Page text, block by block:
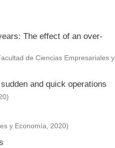
The effect of an over-
de Ciencias Empresariales y
and quick operations
)
y Economía, 2020)